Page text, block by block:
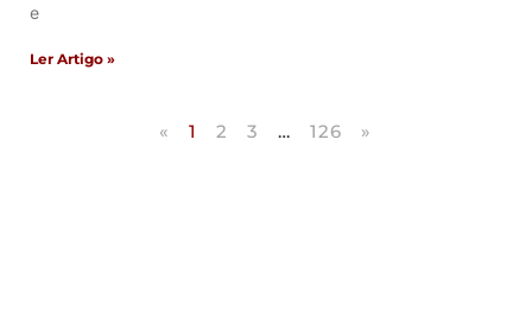
e
Ler Artigo »
« 1 2 3 … 126 »